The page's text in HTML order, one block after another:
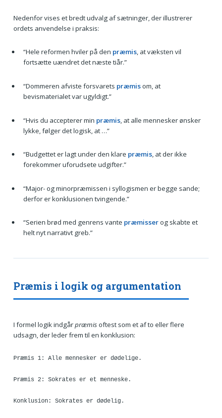
Nedenfor vises et bredt udvalg af sætninger, der illustrerer
ordets anvendelse i praksis:
“Hele reformen hviler på den præmis, at væksten vil
fortsætte uændret det næste tiår.”
“Dommeren afviste forsvarets præmisom, at
bevismaterialet var ugyldigt.”
“Hvis du accepterer min præmis, at alle mennesker ønsker
lykke, følger det logisk, at …”
“Budgettet er lagt under den klare præmis, at der ikke
forekommer uforudsete udgifter.”
“Major- og minorpræmissen i syllogismen er begge sande;
derfor er konklusionen tvingende.”
“Serien brød med genrens vante præmisserog skabte et
helt nyt narrativt greb.”
Præmis i logik og argumentation
I formel logik indgårpræmisoftest som et af to eller flere
udsagn, der leder frem til en konklusion:
Præmis 1: Alle mennesker er dødelige.
Præmis 2: Sokrates er et menneske.
Konklusion: Sokrates er dødelig.